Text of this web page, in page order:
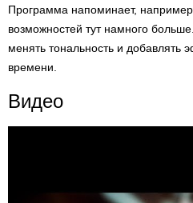
Программа напоминает,
возможностей тут намного
менять тональность и добавлять
времени.
Видео